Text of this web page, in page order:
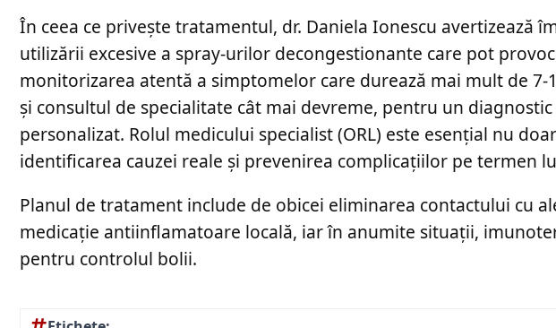
În ceea ce privește tratamentul, dr. Daniela Ionescu avertizează
utilizării excesive a spray-urilor decongestionante care pot
monitorizarea atentă a simptomelor care durează mai mult de
și consultul de specialitate cât mai devreme, pentru un
personalizat. Rolul medicului specialist (ORL) este esențial nu
identificarea cauzei reale și prevenirea complicațiilor pe termen
Planul de tratament include de obicei eliminarea contactului cu
medicație antiinflamatoare locală, iar în anumite situații,
pentru controlul bolii.